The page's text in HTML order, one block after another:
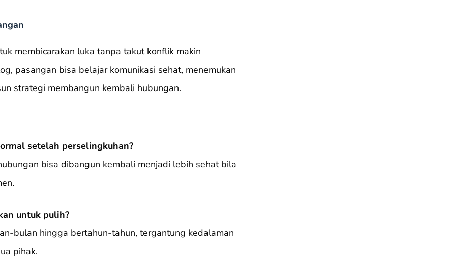
membicarakan luka tanpa takut konflik makin
pasangan bisa belajar komunikasi sehat, menemukan
strategi membangun kembali hubungan.
setelah perselingkuhan?
bisa dibangun kembali menjadi lebih sehat bila
untuk pulih?
bulan hingga bertahun-tahun, tergantung kedalaman
pihak.